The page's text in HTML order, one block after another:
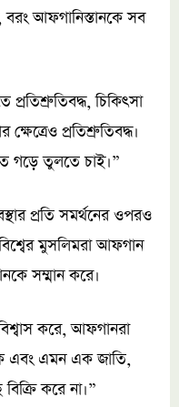
আফগানিস্তানকে সব
চিকিৎসা
ক্ষেত্রেও প্রতিশ্রুতিবদ্ধ।
গড়ে তুলতে চাই।”
প্রতি সমর্থনের ওপরও
মুসলিমরা আফগান
সম্মান করে।
করে, আফগানরা
এবং এমন এক জাতি,
করে না।”